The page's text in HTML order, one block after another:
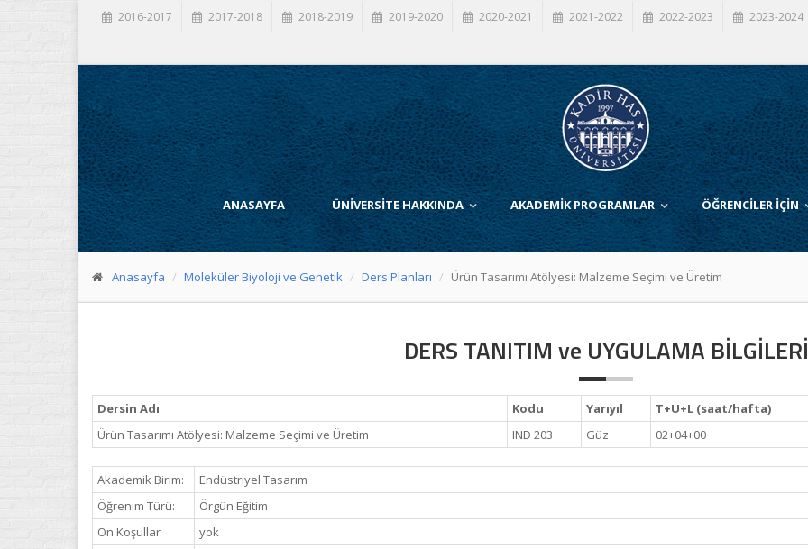
2016-2017 2017-2018 2018-2019 2019-2020 2020-2021 2021-2022 2022-2023 2023-2024
ANASAYFA ÜNİVERSİTE HAKKINDA AKADEMİK PROGRAMLAR ÖĞRENCİLER İÇİN
Anasayfa Moleküler Biyoloji ve Genetik Ders Planları Ürün Tasarımı Atölyesi: Malzeme Seçimi ve Üretim
DERS TANITIM ve UYGULAMA BİLGİLERİ
Dersin Adı Kodu Yarıyıl T+U+L (saat/hafta)
Ürün Tasarımı Atölyesi: Malzeme Seçimi ve Üretim
IND 203 Güz 02+04+00
Akademik Birim:
Endüstriyel Tasarım
Öğrenim Türü:
Örgün Eğitim
Ön Koşullar
yok